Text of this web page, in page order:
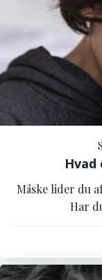
​Måske lider du
Har